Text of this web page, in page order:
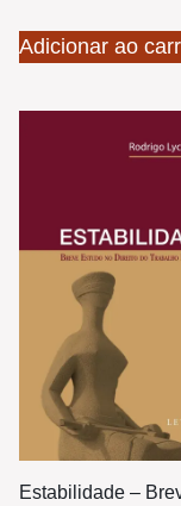
Adicionar ao
Estabilidade –